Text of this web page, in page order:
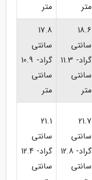
متر
متر
18.6
سانتی
گراد- 11.3
سانتی
متر
17.8
سانتی
گراد- 10.9
سانتی
متر
21.7
سانتی
گراد- 12.8
سانتی
21.1
سانتی
گراد- 12.4
سانتی